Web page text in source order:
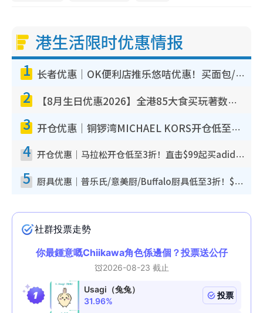
港生活限时优惠情报
1 长者优惠｜OK便利店推乐悠咭优惠！买面包/牛奶/保健品拍卡即减
2 【8月生日优惠2026】全港85大食买玩著数攻略 自助餐/火锅放题同行免费＋诚品/DONKI送现金券
3 开仓优惠｜铜锣湾MICHAEL KORS开仓低至17折！直击$500起买手袋/钱包/鞋款 必买经典Jet Set系列
4 开仓优惠｜马拉松开仓低至3折！直击$99起买adidas／New Balance／Puma鞋款 STANLEY保温杯劈价至$119起
5 厨具优惠｜普乐氏/意美厨/Buffalo厨具低至3折！$89起买煎锅/炒锅/个人锅 同场小家电激减至$99起